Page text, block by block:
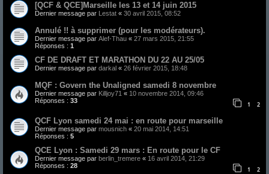
[QCF & QCE]Marseille les 13 et 14 juin 2015
Dernier message par Lestat « 30 avril 2015, 08:52
Annulé !! à supprimer (pour les modérateurs).
Dernier message par Alef-Thau « 27 mars 2015, 21:55
Réponses : 1
CF DE DRAFT ET MARATHON DU 22 AU 25/05
Dernier message par darkal « 26 février 2015, 18:48
MQF : Govern the Unaligned samedi 8 novembre
Dernier message par Killjoy71 « 10 novembre 2014, 09:46
Réponses : 33 1 2
QCF Lyon samedi 24 mai : en route pour marseille
Dernier message par mousnich « 20 mai 2014, 14:51
Réponses : 5
QCE Lyon : Samedi 29 mars : En route pour le CF
Dernier message par berlin_tremere « 16 avril 2014, 21:29
Réponses : 28 1 2